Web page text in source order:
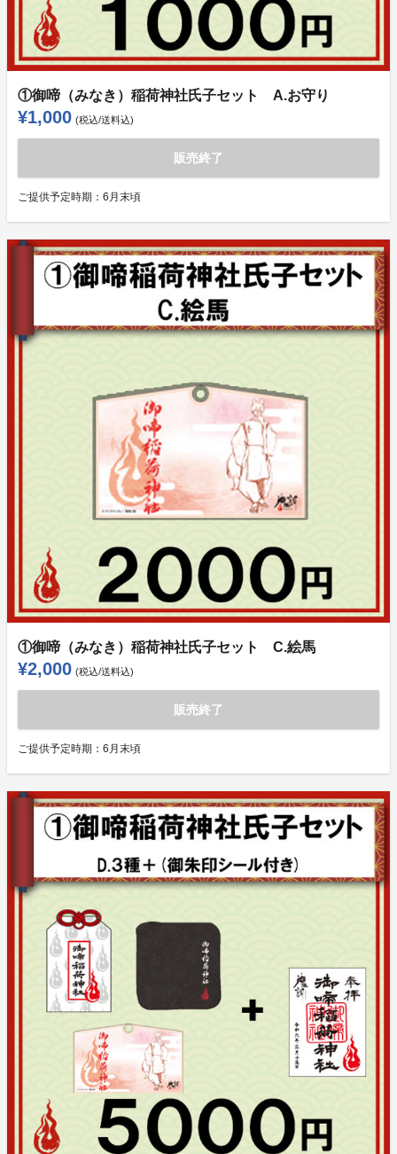
①御啼（みなき）稲荷神社氏子セット A.お守り
¥1,000 (税込/送料込)
販売終了
ご提供予定時期： 6月末頃
①御啼（みなき）稲荷神社氏子セット C.絵馬
¥2,000 (税込/送料込)
販売終了
ご提供予定時期： 6月末頃